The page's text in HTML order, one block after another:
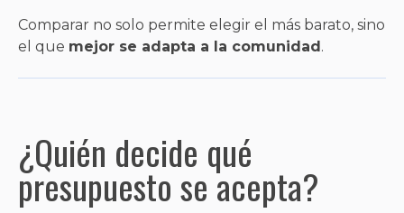
Comparar no solo permite elegir el más barato, sino
el que mejor se adapta a la comunidad.
¿Quién decide qué
presupuesto se acepta?